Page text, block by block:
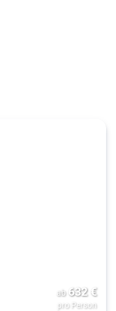
ab 632€
pro Person